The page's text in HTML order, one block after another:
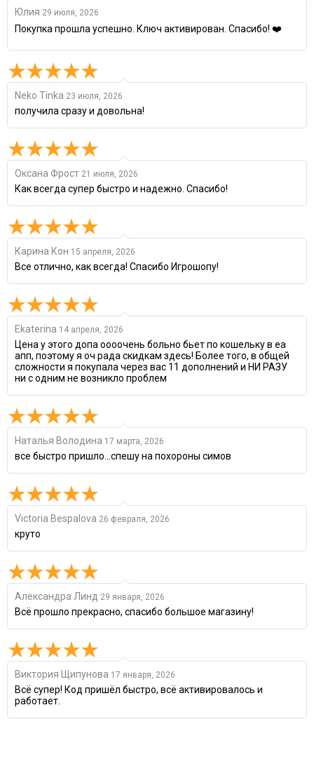
Юлия 29 июля, 2026
Покупка прошла успешно. Ключ активирован. Спасибо! ❤️
Neko Tinka 23 июля, 2026
получила сразу и довольна!
Оксана Фрост 21 июля, 2026
Как всегда супер быстро и надежно. Спасибо!
Карина Кон 15 апреля, 2026
Все отлично, как всегда! Спасибо Игрошопу!
Ekaterina 14 апреля, 2026
Цена у этого допа оооочень больно бьет по кошельку в еа
апп, поэтому я оч рада скидкам здесь! Более того, в общей
сложности я покупала через вас 11 дополнений и НИ РАЗУ
ни с одним не возникло проблем
Наталья Володина 17 марта, 2026
все быстро пришло...спешу на похороны симов
Victoria Bespalova 26 февраля, 2026
круто
Александра Линд 29 января, 2026
Всё прошло прекрасно, спасибо большое магазину!
Виктория Щипунова 17 января, 2026
Всё супер! Код пришёл быстро, всё активировалось и
работает.